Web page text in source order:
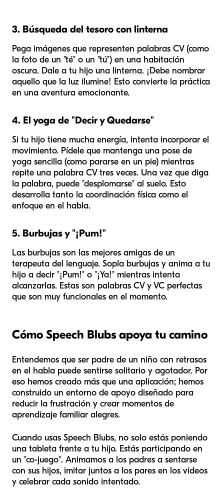
3. Búsqueda del tesoro con linterna
Pega imágenes que representen palabras CV (como
la foto de un "té" o un "tú") en una habitación
oscura. Dale a tu hijo una linterna. ¡Debe nombrar
aquello que la luz ilumine! Esto convierte la práctica
en una aventura emocionante.
4. El yoga de "Decir y Quedarse"
Si tu hijo tiene mucha energía, intenta incorporar el
movimiento. Pídele que mantenga una pose de
yoga sencilla (como pararse en un pie) mientras
repite una palabra CV tres veces. Una vez que diga
la palabra, puede "desplomarse" al suelo. Esto
desarrolla tanto la coordinación física como el
enfoque en el habla.
5. Burbujas y "¡Pum!"
Las burbujas son las mejores amigas de un
terapeuta del lenguaje. Sopla burbujas y anima a tu
hijo a decir "¡Pum!" o "¡Ya!" mientras intenta
alcanzarlas. Estas son palabras CV y VC perfectas
que son muy funcionales en el momento.
Cómo Speech Blubs apoya tu camino
Entendemos que ser padre de un niño con retrasos
en el habla puede sentirse solitario y agotador. Por
eso hemos creado más que una aplicación; hemos
construido un entorno de apoyo diseñado para
reducir la frustración y crear momentos de
aprendizaje familiar alegres.
Cuando usas Speech Blubs, no solo estás poniendo
una tableta frente a tu hijo. Estás participando en
un "co-juego". Animamos a los padres a sentarse
con sus hijos, imitar juntos a los pares en los videos
y celebrar cada sonido intentado.